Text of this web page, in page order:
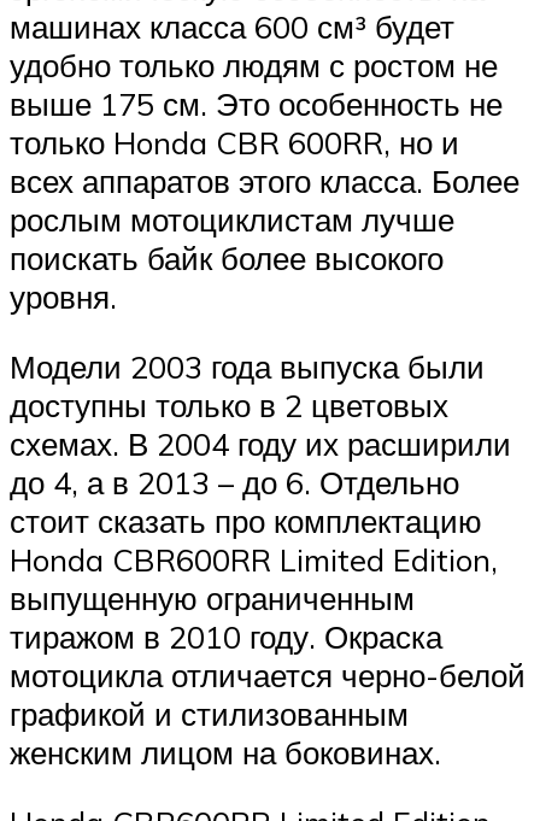
машинах класса 600 см³ будет
удобно только людям с ростом не
выше 175 см. Это особенность не
только Honda CBR 600RR, но и
всех аппаратов этого класса. Более
рослым мотоциклистам лучше
поискать байк более высокого
уровня.
Модели 2003 года выпуска были
доступны только в 2 цветовых
схемах. В 2004 году их расширили
до 4, а в 2013 – до 6. Отдельно
стоит сказать про комплектацию
Honda CBR600RR Limited Edition,
выпущенную ограниченным
тиражом в 2010 году. Окраска
мотоцикла отличается черно-белой
графикой и стилизованным
женским лицом на боковинах.